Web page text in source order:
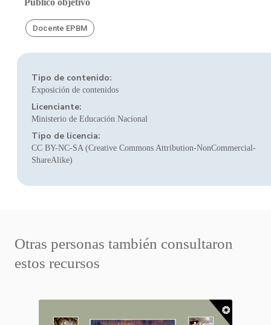
Público objetivo
Docente EPBM
Tipo de contenido:
Exposición de contenidos
Licenciante:
Ministerio de Educación Nacional
Tipo de licencia:
CC BY-NC-SA (Creative Commons Attribution-NonCommercial-
ShareAlike)
Otras personas también consultaron
estos recursos